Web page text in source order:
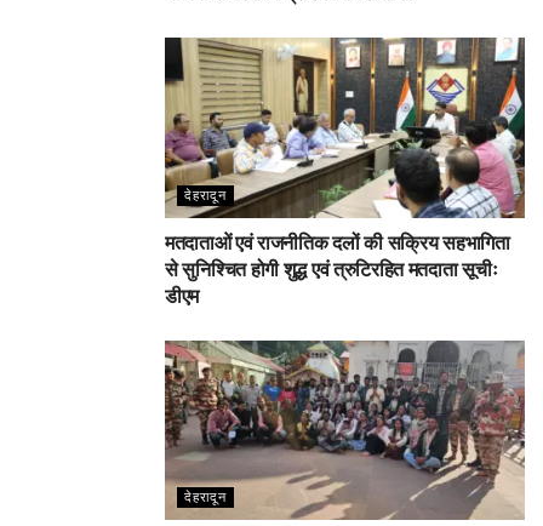
देहरादून
मतदाताओं एवं राजनीतिक दलों की सक्रिय सहभागिता
से सुनिश्चित होगी शुद्ध एवं त्रुटिरहित मतदाता सूचीः
डीएम
देहरादून